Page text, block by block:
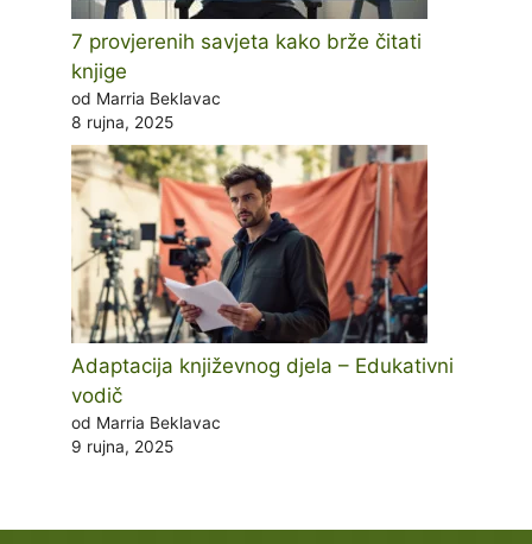
7 provjerenih savjeta kako brže čitati
knjige
od Marria Beklavac
8 rujna, 2025
Adaptacija književnog djela – Edukativni
vodič
od Marria Beklavac
9 rujna, 2025